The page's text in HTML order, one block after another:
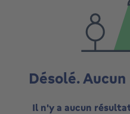
Désolé.
Il n'y a aucun